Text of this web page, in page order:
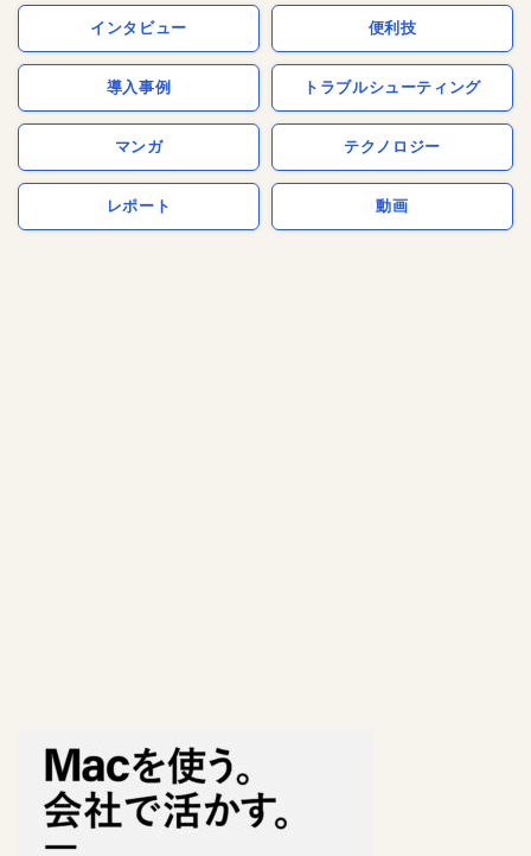
インタビュー 便利技
導入事例 トラブルシューティング
マンガ テクノロジー
レポート 動画